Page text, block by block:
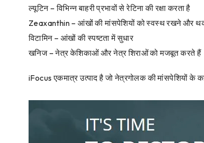
ल्यूटिन – विभिन्न बाहरी प्रभावों से रेटिना की रक्षा करता है
Zeaxanthin – आंखों की मांसपेशियों को स्वस्थ रखने और
विटामिन – आंखों की स्पष्टता में सुधार
खनिज – नेत्र केशिकाओं और नेत्र शिराओं को मजबूत करते हैं
iFocus एकमात्र उत्पाद है जो नेत्रगोलक की मांसपेशियों के